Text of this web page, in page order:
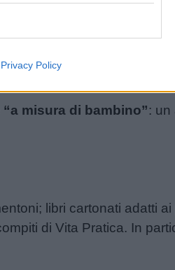
Privacy Policy
uno dei tanti kit per
basta un vasetto di
articolo sull’
misura di bambino”: un
libri cartonati adatti
di Vita Pratica. In